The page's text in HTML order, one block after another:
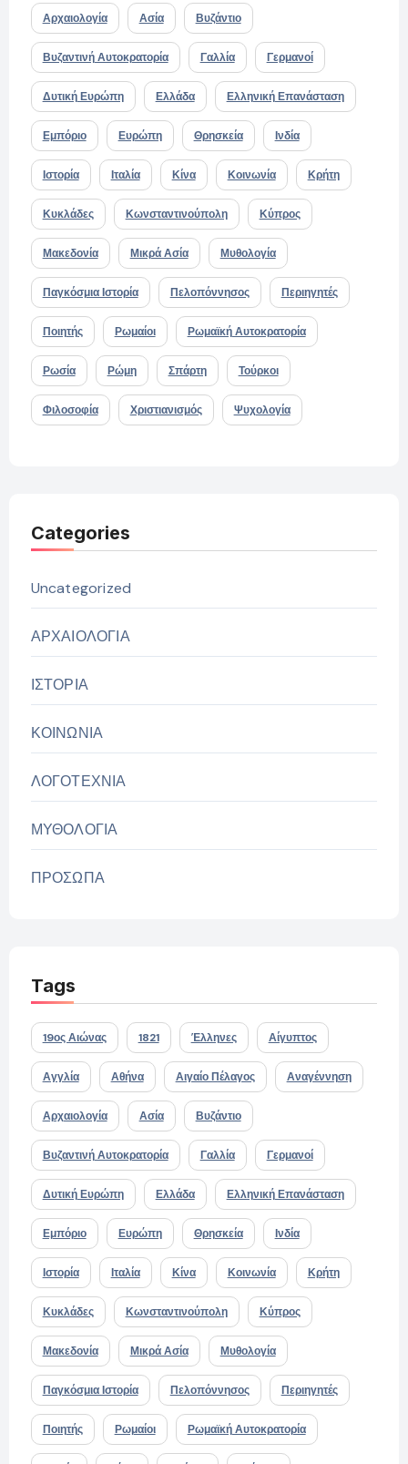
Αρχαιολογία Ασία Βυζάντιο
Βυζαντινή Αυτοκρατορία Γαλλία Γερμανοί
Δυτική Ευρώπη Ελλάδα Ελληνική Επανάσταση
Εμπόριο Ευρώπη Θρησκεία Ινδία
Ιστορία Ιταλία Κίνα Κοινωνία Κρήτη
Κυκλάδες Κωνσταντινούπολη Κύπρος
Μακεδονία Μικρά Ασία Μυθολογία
Παγκόσμια Ιστορία Πελοπόννησος Περιηγητές
Ποιητής Ρωμαίοι Ρωμαϊκή Αυτοκρατορία
Ρωσία Ρώμη Σπάρτη Τούρκοι
Φιλοσοφία Χριστιανισμός Ψυχολογία
Categories
Uncategorized
ΑΡΧΑΙΟΛΟΓΙΑ
ΙΣΤΟΡΙΑ
ΚΟΙΝΩΝΙΑ
ΛΟΓΟΤΕΧΝΙΑ
ΜΥΘΟΛΟΓΙΑ
ΠΡΟΣΩΠΑ
Tags
19ος Αιώνας 1821 Έλληνες Αίγυπτος
Αγγλία Αθήνα Αιγαίο Πέλαγος Αναγέννηση
Αρχαιολογία Ασία Βυζάντιο
Βυζαντινή Αυτοκρατορία Γαλλία Γερμανοί
Δυτική Ευρώπη Ελλάδα Ελληνική Επανάσταση
Εμπόριο Ευρώπη Θρησκεία Ινδία
Ιστορία Ιταλία Κίνα Κοινωνία Κρήτη
Κυκλάδες Κωνσταντινούπολη Κύπρος
Μακεδονία Μικρά Ασία Μυθολογία
Παγκόσμια Ιστορία Πελοπόννησος Περιηγητές
Ποιητής Ρωμαίοι Ρωμαϊκή Αυτοκρατορία